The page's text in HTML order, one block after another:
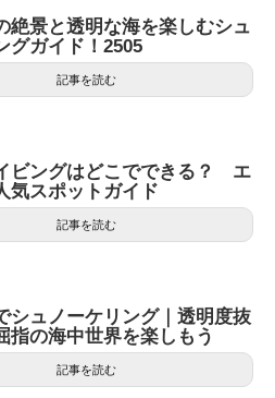
絶景と透明な海を楽しむシュ
グガイド！2505
記事を読む
ビングはどこでできる？ エ
気スポットガイド
記事を読む
シュノーケリング｜透明度抜
指の海中世界を楽しもう
記事を読む